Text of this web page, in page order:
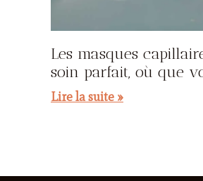
Les masques
soin parfait, où que
Lire la suite »